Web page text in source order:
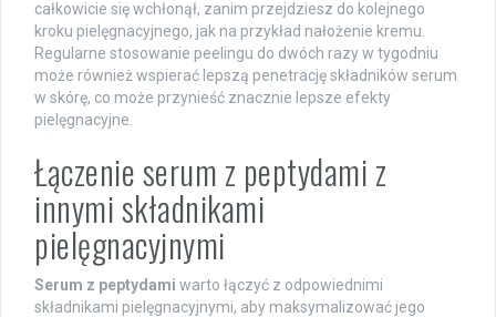
całkowicie się wchłonął, zanim przejdziesz do kolejnego
kroku pielęgnacyjnego, jak na przykład nałożenie kremu.
Regularne stosowanie peelingu do dwóch razy w tygodniu
może również wspierać lepszą penetrację składników serum
w skórę, co może przynieść znacznie lepsze efekty
pielęgnacyjne.
Łączenie serum z peptydami z
innymi składnikami
pielęgnacyjnymi
Serum z peptydami warto łączyć z odpowiednimi
składnikami pielęgnacyjnymi, aby maksymalizować jego